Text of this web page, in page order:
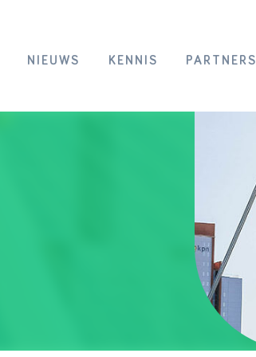
NIEUWS KENNIS PARTNERS